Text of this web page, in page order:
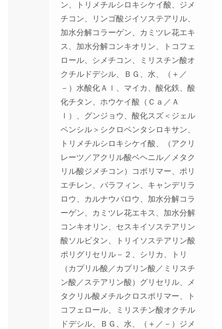
ン、トリメチルシロキシケイ酸、ジメ
チコン、リンゴ酸ジイソステアリル、
加水分解コラーゲン、カミツレ花エキ
ス、加水分解コンキオリン、トコフェ
ロール、シメチコン、ミリスチン酸オ
クチルドデシル、ＢＧ、水、（＋／
－）水酸化Ａｌ、マイカ、酸化鉄、酸
化チタン、ホウケイ酸（Ｃａ／Ａ
ｌ）、グンジョウ、酸化スズ＜ジェル
ペンシル＞シクロペンタシロキサン、
トリメチルシロキシケイ酸、（アクリ
レーツ／アクリル酸ベヘニル／メタク
リル酸ジメチコン）コポリマー、ポリ
エチレン、パラフィン、キャンデリラ
ロウ、カルナウバロウ、加水分解コラ
ーゲン、カミツレ花エキス、加水分解
コンキオリン、セスキイソステアリン
酸ソルビタン、トリイソステアリン酸
ポリグリセリル－２、シリカ、トリ
（カプリル酸／カプリン酸／ミリスチ
ン酸／ステアリン酸）グリセリル、メ
タクリル酸メチルクロスポリマー、ト
コフェロール、ミリスチン酸オクチル
ドデシル、ＢＧ、水、（＋／－）ジメ